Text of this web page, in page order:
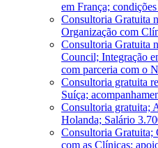
em França;
Consultoria Gratuita
Organização com
Consultoria Gratuita
Council; Integração
com parceria com o
Consultoria gratuita
Suíça;
Consultoria gratuita;
Holanda; Salário
Consultoria Gratuita;
com as Clínicas;